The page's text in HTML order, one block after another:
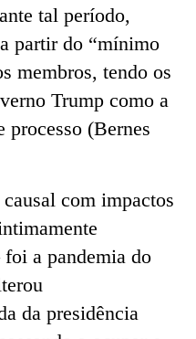
tal período,
partir do “mínimo
membros, tendo os
Trump como a
processo (Bernes
com impactos
a pandemia do
da presidência